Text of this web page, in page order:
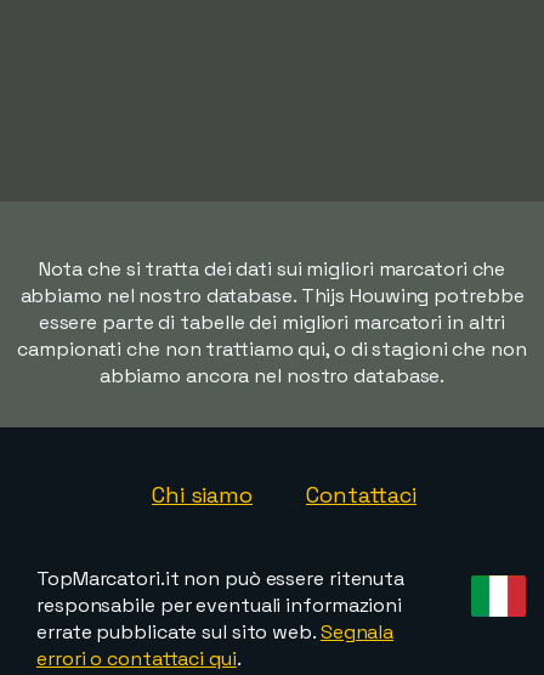
Nota che si tratta dei dati sui migliori marcatori che
abbiamo nel nostro database. Thijs Houwing potrebbe
essere parte di tabelle dei migliori marcatori in altri
campionati che non trattiamo qui, o di stagioni che non
abbiamo ancora nel nostro database.
Chi siamo Contattaci
TopMarcatori.it non può essere ritenuta
responsabile per eventuali informazioni
errate pubblicate sul sito web.Segnala
errori o contattaci qui.